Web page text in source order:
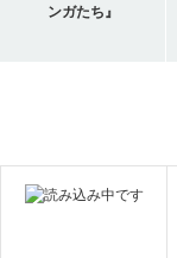
ンガたち』